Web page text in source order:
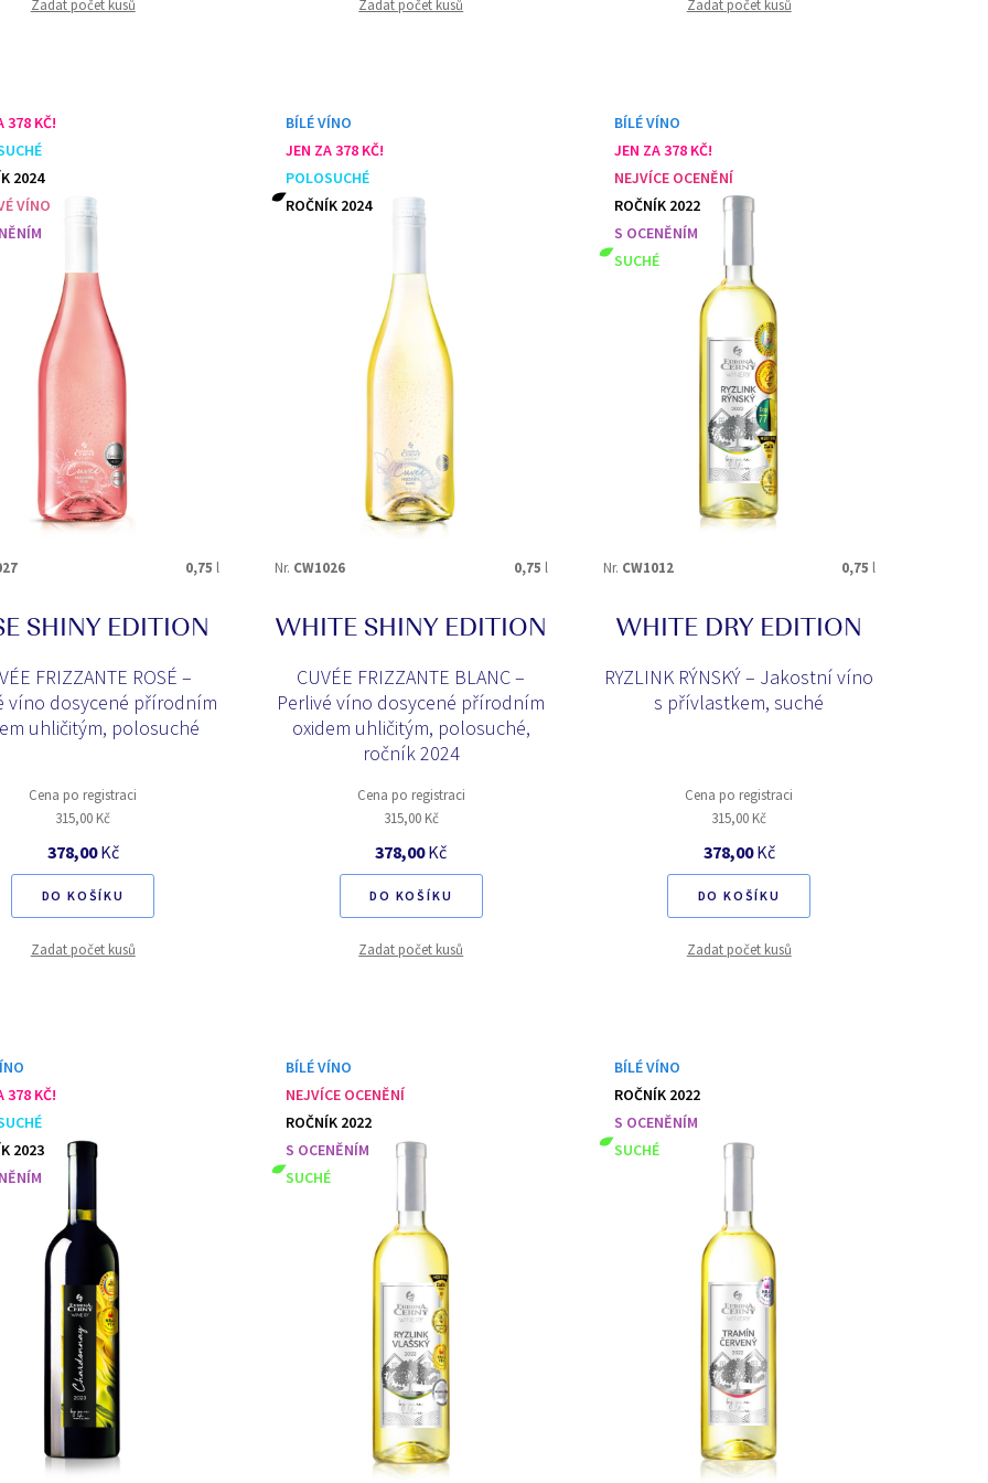
Zadat počet kusů Zadat počet kusů Zadat počet kusů
378 KČ!
2024
VÍNO
0,75 l
SHINY EDITION
FRIZZANTE ROSÉ –
víno dosycené přírodním
uhličitým, polosuché
Cena po registraci
315,00 Kč
378,00Kč
DO KOŠÍKU
Zadat počet kusů
BÍLÉ VÍNO
JEN ZA 378 KČ!
POLOSUCHÉ
ROČNÍK 2024
Nr. CW1026 0,75 l
WHITE SHINY EDITION
CUVÉE FRIZZANTE BLANC –
Perlivé víno dosycené přírodním
oxidem uhličitým, polosuché,
ročník 2024
Cena po registraci
315,00 Kč
378,00Kč
DO KOŠÍKU
Zadat počet kusů
BÍLÉ VÍNO
JEN ZA 378 KČ!
NEJVÍCE OCENĚNÍ
ROČNÍK 2022
S OCENĚNÍM
SUCHÉ
Nr. CW1012 0,75 l
WHITE DRY EDITION
RYZLINK RÝNSKÝ – Jakostní víno
s přívlastkem, suché
Cena po registraci
315,00 Kč
378,00Kč
DO KOŠÍKU
Zadat počet kusů
378 KČ!
2023
BÍLÉ VÍNO
NEJVÍCE OCENĚNÍ
ROČNÍK 2022
S OCENĚNÍM
SUCHÉ
BÍLÉ VÍNO
ROČNÍK 2022
S OCENĚNÍM
SUCHÉ